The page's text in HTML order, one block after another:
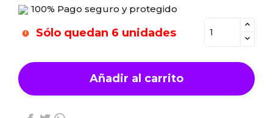
100% Pago seguro y protegido
Sólo quedan 6 unidades
Añadir al carrito